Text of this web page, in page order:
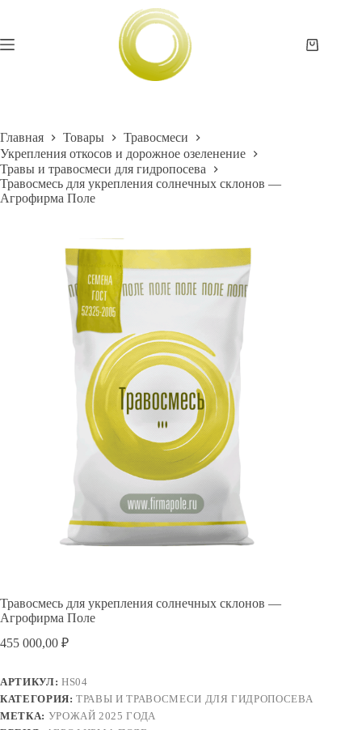
Корзина
Главная Товары
Травосмеси
Укрепления откосов и дорожное озеленение
Травы и травосмеси для гидропосева
Травосмесь для укрепления солнечных склонов —
Агрофирма Поле
Травосмесь для укрепления солнечных склонов —
Агрофирма Поле
455 000,00 ₽
АРТИКУЛ: HS04
КАТЕГОРИЯ:ТРАВЫ И ТРАВОСМЕСИ ДЛЯ ГИДРОПОСЕВА
МЕТКА: УРОЖАЙ 2025 ГОДА